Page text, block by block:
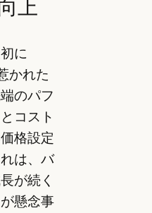
上
に
かれた
のパフ
コスト
格設定
は、バ
が続く
懸念事